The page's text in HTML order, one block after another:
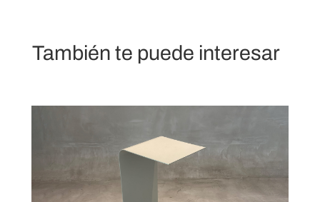
También te puede interesar